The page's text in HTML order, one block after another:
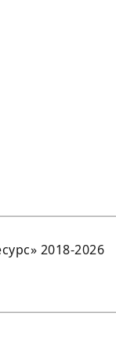
2018-2026